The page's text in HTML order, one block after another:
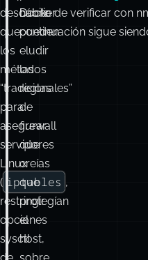
descubrir
que
los
métodos
“tradicionales”
para
asegurar
servidores
Linux
( iptables ,
restringir
opciones
sysctl
Docker
pueden
eludir
las
reglas
de
firewall
que
creías
que
protegían
el
host,
hábito de verificar con
continuación sigue